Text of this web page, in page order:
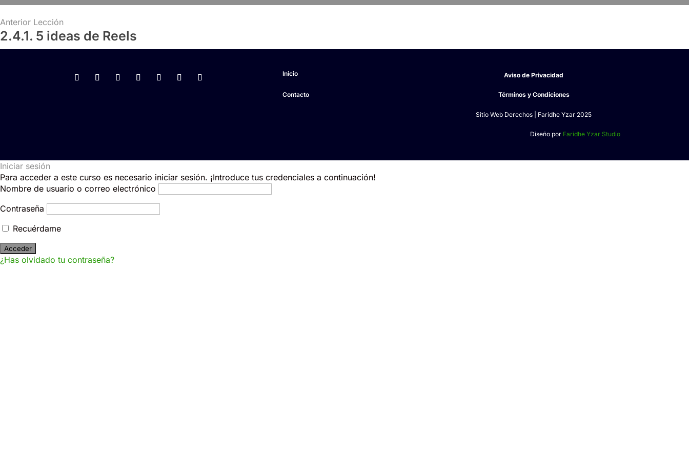
Anterior Lección
2.4.1. 5 ideas de Reels
Inicio
Contacto
Aviso de Privacidad
Términos y Condiciones
Sitio Web Derechos | Faridhe Yzar 2025
Diseño por Faridhe Yzar Studio
Iniciar sesión
Para acceder a este curso es necesario iniciar sesión. ¡Introduce tus credenciales a continuación!
Nombre de usuario o correo electrónico
Contraseña
Recuérdame
¿Has olvidado tu contraseña?